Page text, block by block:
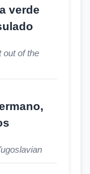
verde
out of the